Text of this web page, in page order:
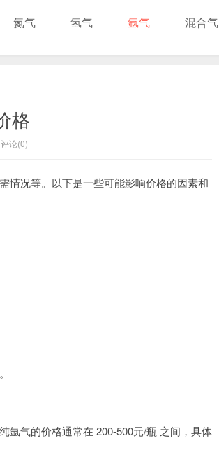
氮气 氢气 氩气 混合气
格
评论(0)
情况等。以下是一些可能影响价格的因素和
氩气的价格通常在 200-500元/瓶 之间，具体